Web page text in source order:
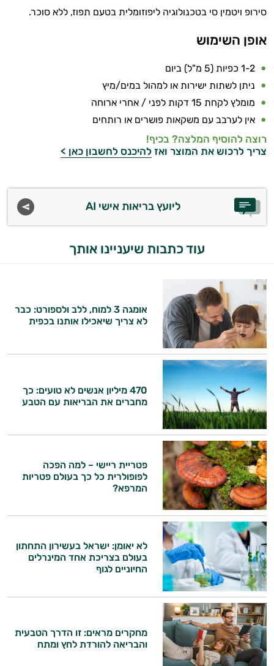
סירופ ויטמין סי בטכנולוגיה ליפוזומלית בטעם תפוז, ללא סוכר.
אופן השימוש
1-2 כפיות (5 מ"ל) ביום
ניתן לשתות ישירות או למהול במים/מיץ
מומלץ לקחת 15 דקות לפני / אחרי ארוחה
אין לערבב עם משקאות פושרים או רותחים
רוצה להוסיף המלצה? בכיף!
צריך לרכוש את המוצר ואז להיכנס לחשבון כאן >
ליועץ בריאות אישי AI
עוד כתבות שיעניינו אותך
אומגה 3 למוח, ללב ולספורט: כבר
לא צריך שיאכילו אותנו בכפית
470 מיליון אנשים לא טועים: כך
מחברים את הבריאות עם הטבע
פטריית ריישי – למה הפכה
לפופולרית כל כך בעולם פטריות
המרפא?
לא יאומן: ישראל בעשירון התחתון
בעולם בצריכת אחד המינרלים
החיוניים לגוף
מחקרים מראים: זו הדרך הטבעית
והבריאה להורדת לחץ ומתח
היי,
אני יועץ הבריאות האישי AI של טבע בריא.